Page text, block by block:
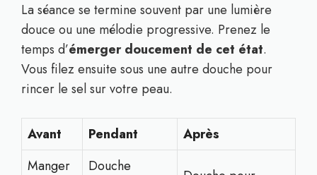
La séance se termine souvent par une lumière
douce ou une mélodie progressive. Prenez le
temps d’émerger doucement de cet état.
Vous filez ensuite sous une autre douche pour
rincer le sel sur votre peau.
Avant Pendant
Après
Manger
Douche